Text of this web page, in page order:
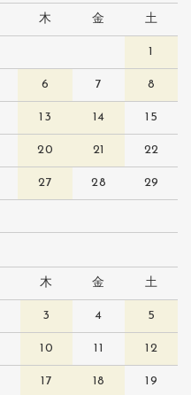
木 金 土
1
6 7 8
13 14 15
20 21 22
27 28 29
木 金 土
3 4 5
10 11 12
17 18 19